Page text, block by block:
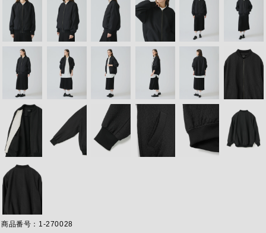
商品番号 1-270028